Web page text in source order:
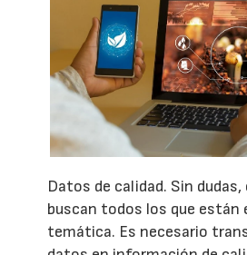
Datos de calidad. Sin dudas,
buscan todos los que están
temática. Es necesario